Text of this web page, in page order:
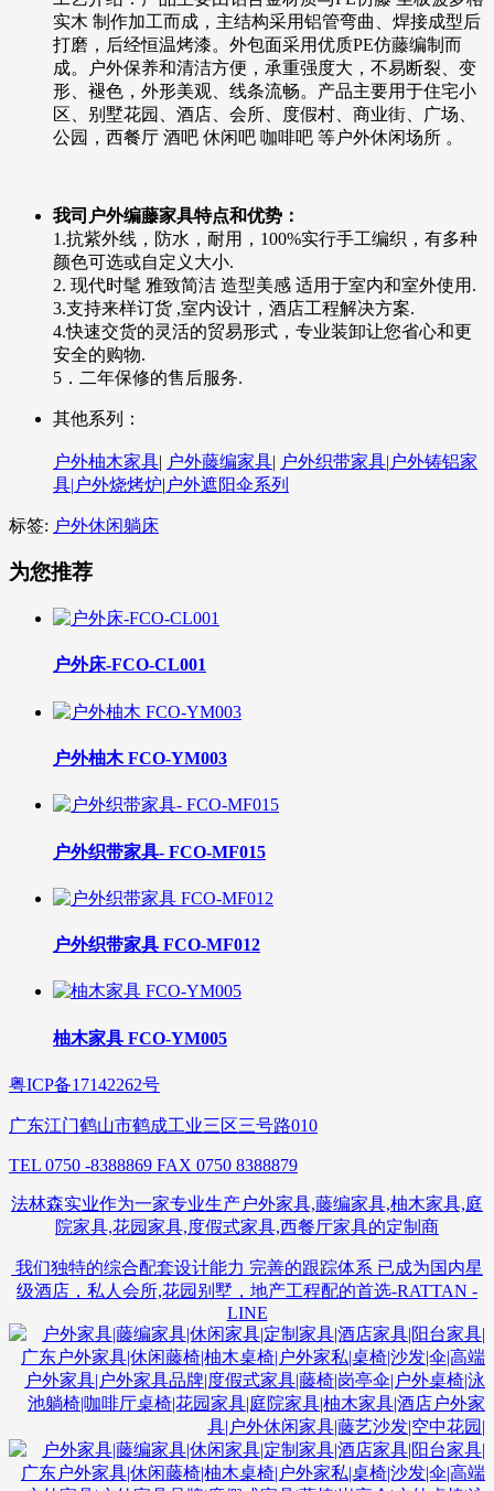
实木 制作加工而成，主结构采用铝管弯曲、焊接成型后
打磨，后经恒温烤漆。外包面采用优质PE仿藤编制而
成。户外保养和清洁方便，承重强度大，不易断裂、变
形、褪色，外形美观、线条流畅。产品主要用于住宅小
区、别墅花园、酒店、会所、度假村、商业街、广场、
公园，西餐厅 酒吧 休闲吧 咖啡吧 等户外休闲场所 。
我司户外编藤家具特点和优势：
1.抗紫外线，防水，耐用，100%实行手工编织，有多种
颜色可选或自定义大小.
2. 现代时髦 雅致简洁 造型美感 适用于室内和室外使用.
3.支持来样订货 ,室内设计，酒店工程解决方案.
4.快速交货的灵活的贸易形式，专业装卸让您省心和更
安全的购物.
5．二年保修的售后服务.
其他系列：
户外柚木家具| 户外藤编家具| 户外织带家具| 户外铸铝家
具| 户外烧烤炉| 户外遮阳伞系列
标签: 户外休闲躺床
为您推荐
户外床-FCO-CL001
户外柚木 FCO-YM003
户外织带家具- FCO-MF015
户外织带家具 FCO-MF012
柚木家具 FCO-YM005
粤ICP备17142262号
广东江门鹤山市鹤成工业三区三号路010
TEL 0750 -8388869 FAX 0750 8388879
法林森实业作为一家专业生产户外家具,藤编家具,柚木家具,庭
院家具,花园家具,度假式家具,西餐厅家具的定制商
我们独特的综合配套设计能力 完善的跟踪体系 已成为国内星
级酒店，私人会所,花园别墅，地产工程配的首选-RATTAN -
LINE